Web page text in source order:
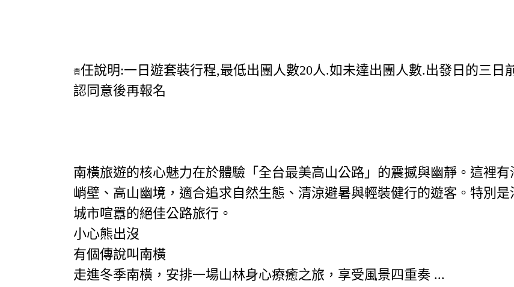
責任說明:一日遊套裝行程,最低出團人數20人.如未達出團人數.出發日的三日
認同意後再報名
南橫旅遊的核心魅力在於體驗「全台最美高山公路」的震撼與幽靜。這裡
峭壁、高山幽境，適合追求自然生態、清涼避暑與輕裝健行的遊客。特別
城市喧囂的絕佳公路旅行。
小心熊出沒
有個傳說叫南橫
走進冬季南橫，安排一場山林身心療癒之旅，享受風景四重奏 ...